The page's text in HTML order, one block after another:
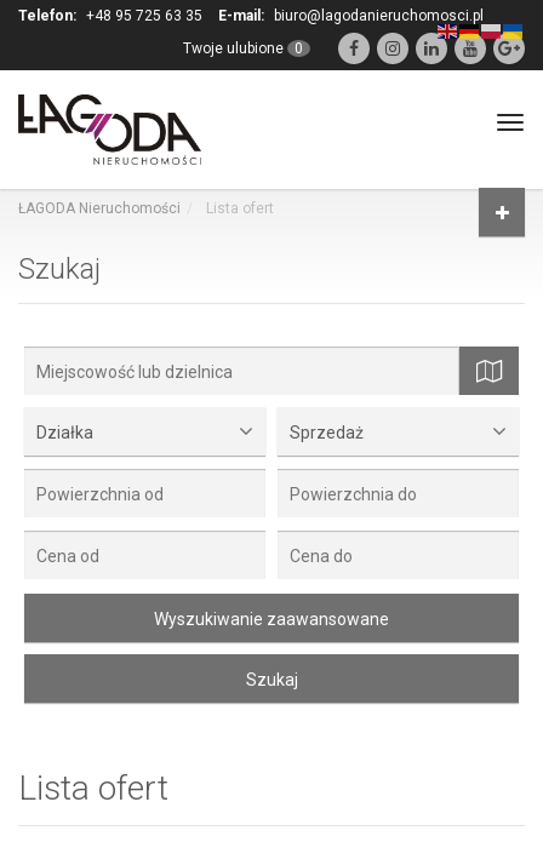
Telefon: +48 95 725 63 35 E-mail:
biuro@lagodanieruchomosci.pl
Twoje ulubione
0
ŁAGODA Nieruchomości Lista ofert
Szukaj
Działka Sprzedaż
Lista ofert